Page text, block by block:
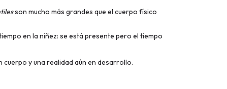
son mucho más grandes que el cuerpo físico
en la niñez: se está presente pero el tiempo
y una realidad aún en desarrollo.